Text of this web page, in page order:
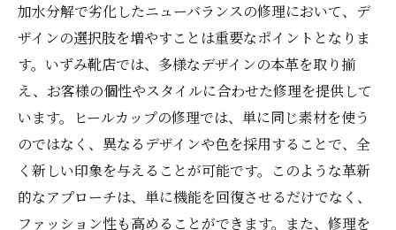
加水分解で劣化したニューバランスの修理において、デ
ザインの選択肢を増やすことは重要なポイントとなりま
す。いずみ靴店では、多様なデザインの本革を取り揃
え、お客様の個性やスタイルに合わせた修理を提供して
います。ヒールカップの修理では、単に同じ素材を使う
のではなく、異なるデザインや色を採用することで、全
く新しい印象を与えることが可能です。このような革新
的なアプローチは、単に機能を回復させるだけでなく、
ファッション性も高めることができます。また、修理を